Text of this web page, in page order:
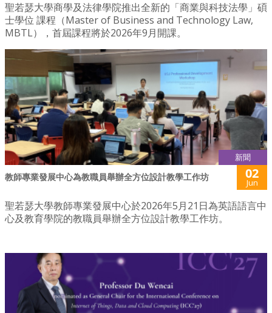
聖若瑟大學商學及法律學院推出全新的「商業與科技法學」碩
士學位 課程（Master of Business and Technology Law,
MBTL），首屆課程將於2026年9月開課。
新聞
教師專業發展中心為教職員舉辦全方位設計教學工作坊 02
Jun
聖若瑟大學教師專業發展中心於2026年5月21日為英語語言中
心及教育學院的教職員舉辦全方位設計教學工作坊。